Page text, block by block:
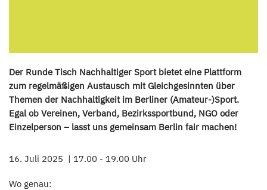
Der Runde Tisch Nachhaltiger Sport bietet eine Plattform
zum regelmäßigen Austausch mit Gleichgesinnten über
Themen der Nachhaltigkeit im Berliner (Amateur-)Sport.
Egal ob Vereinen, Verband, Bezirkssportbund, NGO oder
Einzelperson – lasst uns gemeinsam Berlin fair machen!
16. Juli 2025 17.00 - 19.00 Uhr
Wo genau: